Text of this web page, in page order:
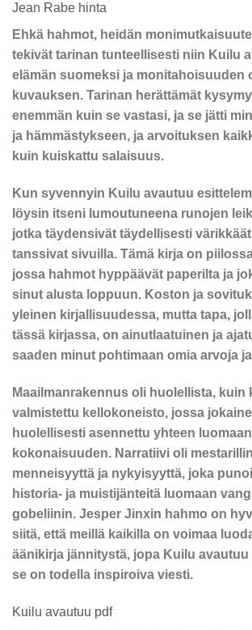
Jean Rabe hinta
Ehkä hahmot, heidän
tekivät tarinan tunteellisesti niin Kuilu
elämän suomeksi ja monitahoisuuden
kuvauksen. Tarinan herättämät
enemmän kuin se vastasi, ja se jätti
ja hämmästykseen, ja arvoituksen
kuin kuiskattu salaisuus.
Kun syvennyin Kuilu avautuu
löysin itseni lumoutuneena runojen
jotka täydensivät täydellisesti
tanssivat sivuilla. Tämä kirja on
jossa hahmot hyppäävät paperilta ja
sinut alusta loppuun. Koston ja
yleinen kirjallisuudessa, mutta tapa,
tässä kirjassa, on ainutlaatuinen ja
saaden minut pohtimaan omia arvoja
Maailmanrakennus oli huolellista, kuin
valmistettu kellokoneisto, jossa
huolellisesti asennettu yhteen
kokonaisuuden. Narratiivi oli
menneisyyttä ja nykyisyyttä, joka
historia- ja muistijänteitä luomaan
gobeliinin. Jesper Jinxin hahmo on
siitä, että meillä kaikilla on voimaa
äänikirja jännitystä, jopa Kuilu
se on todella inspiroiva viesti.
Kuilu avautuu pdf